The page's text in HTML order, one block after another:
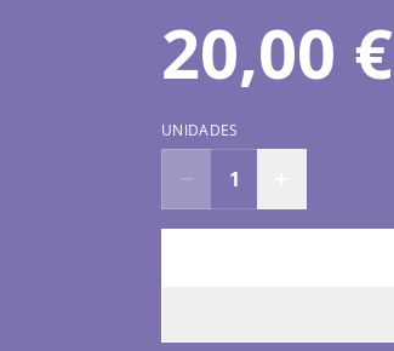
20,00 €
UNIDADES